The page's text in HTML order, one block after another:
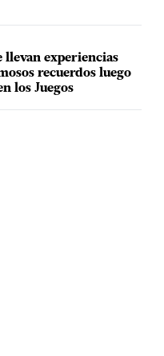
llevan experiencias
recuerdos luego
los Juegos